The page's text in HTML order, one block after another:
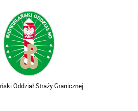
Oddział Straży Granicznej